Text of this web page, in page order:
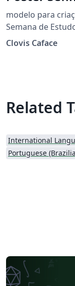
modelo para
Semana de
UEMASUL.
Clovis Caface
Related
International
Portuguese